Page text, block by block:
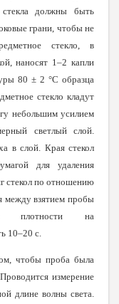
должны быть
грани, чтобы не
стекло, в
наносят 1–2 капли
80 ± 2 °С образца
стекло кладут
небольшим усилием
светлый слой.
в слой. Края стекол
для удаления
стекол по отношению
между взятием пробы
плотности на
10–20 с.
чтобы проба была
измерение
длине волны света.